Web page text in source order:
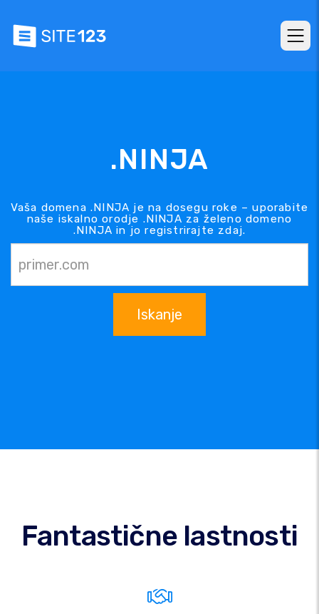
.NINJA
Vaša domena .NINJA je na dosegu roke – uporabite
naše iskalno orodje .NINJA za želeno domeno
.NINJA in jo registrirajte zdaj.
Iskanje
Fantastične lastnosti